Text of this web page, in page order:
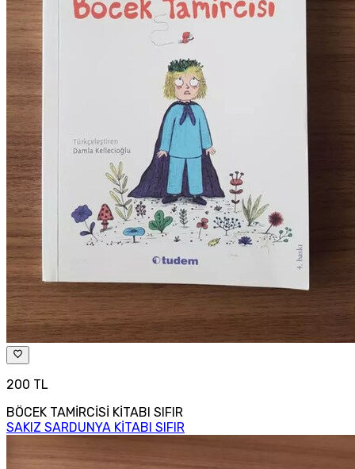
200 TL
BÖCEK TAMİRCİSİ KİTABI SIFIR
SAKIZ SARDUNYA KİTABI SIFIR